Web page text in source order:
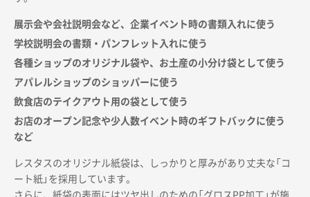
展示会や会社説明会など、企業イベント時の書類入れに使う
学校説明会の書類・パンフレット入れに使う
各種ショップのオリジナル袋や、お土産の小分け袋として使う
アパレルショップのショッパーに使う
飲食店のテイクアウト用の袋として使う
お店のオープン記念や少人数イベント時のギフトバックに使う
など
レスタスのオリジナル紙袋は、しっかりと厚みがあり丈夫な「コ
ート紙」を採用しています。
さらに、紙袋の表面にはツヤ出しのための「グロスPP加工」が施